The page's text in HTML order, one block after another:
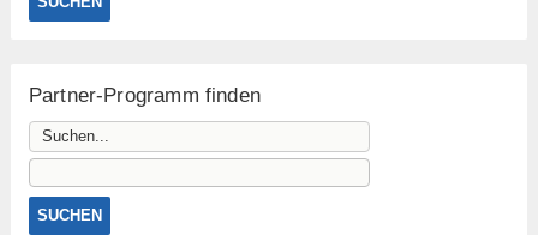
Partner-Programm finden